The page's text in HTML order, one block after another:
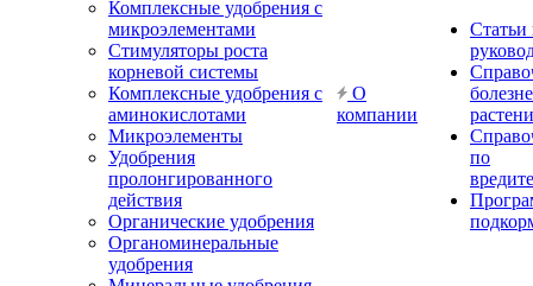
Комплексные удобрения с
микроэлементами
Стимуляторы роста
корневой системы
Комплексные удобрения с
аминокислотами
Микроэлементы
Удобрения
пролонгированного
действия
Органические удобрения
Органоминеральные
удобрения
О
компании
Статьи
по